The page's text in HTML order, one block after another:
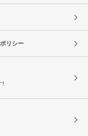
リシー
!